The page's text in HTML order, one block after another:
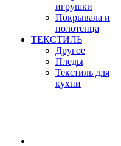
игрушки
Покрывала и
полотенца
ТЕКСТИЛЬ
Другое
Пледы
Текстиль для
кухни